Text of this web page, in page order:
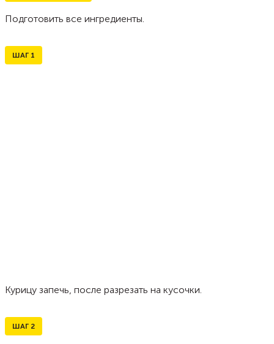
Подготовить все ингредиенты.
ШАГ 1
Курицу запечь, после разрезать на кусочки.
ШАГ 2